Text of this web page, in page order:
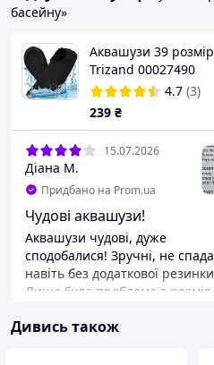
басейну»
Аквашузи 39 розмір
Trizand 00027490
4.7 (3)
239 ₴
15.07.2026
Діана М.
Придбано на Prom.ua
Чудові аквашузи!
Аквашузи чудові, дуже
сподобалися! Зручні, не
навіть без додаткової
Лише була проблема з
більше. Про розмір устілки
Дивись також